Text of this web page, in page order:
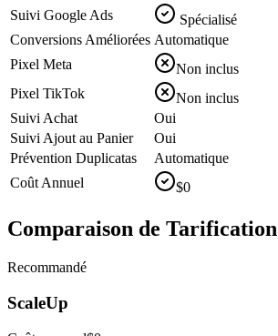
Suivi Google Ads
Spécialisé
Conversions Améliorées Automatique
Pixel Meta
Non inclus
Pixel TikTok
Non inclus
Suivi Achat
Oui
Suivi Ajout au Panier
Oui
Prévention Duplicatas
Automatique
Coût Annuel
$0
Comparaison de Tarification
Recommandé
ScaleUp